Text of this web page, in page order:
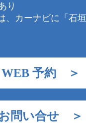
り
、カーナビに「石
予約 ＞
い合せ ＞